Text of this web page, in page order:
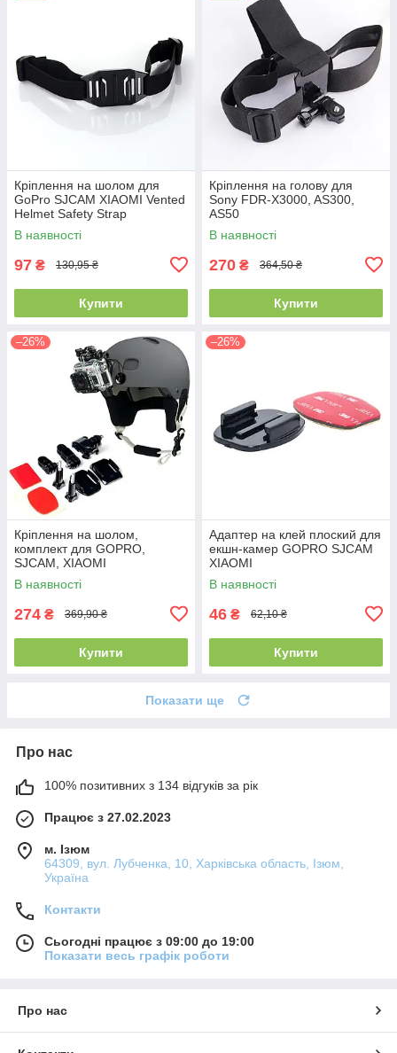
Кріплення на шолом для
GoPro SJCAM XIAOMI Vented
Helmet Safety Strap
В наявності
97 ₴ 130,95 ₴
Купити
Кріплення на голову для
Sony FDR-X3000, AS300,
AS50
В наявності
270 ₴ 364,50 ₴
Купити
–26%
Кріплення на шолом,
комплект для GOPRO,
SJCAM, XIAOMI
В наявності
274 ₴ 369,90 ₴
Купити
–26%
Адаптер на клей плоский для
екшн-камер GOPRO SJCAM
XIAOMI
В наявності
46 ₴ 62,10 ₴
Купити
Показати ще
Про нас
100% позитивних з 134 відгуків за рік
Працює з 27.02.2023
м. Ізюм
64309, вул. Лубченка, 10, Харківська область, Ізюм,
Україна
Контакти
Сьогодні працює з 09:00 до 19:00
Показати весь графік роботи
Про нас